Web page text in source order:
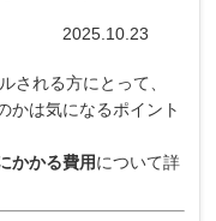
2025.10.23
される方にとって、
かは気になるポイント
かかる費用について詳